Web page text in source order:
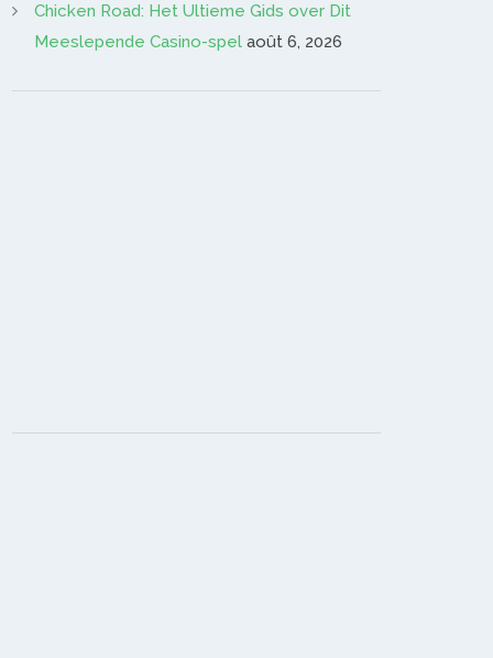
Chicken Road: Het Ultieme Gids over Dit
Meeslepende Casino-spel août 6, 2026